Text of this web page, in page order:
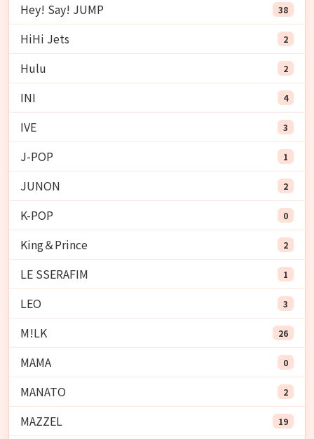
Hey! Say! JUMP 38
HiHi Jets 2
Hulu 2
INI 4
IVE 3
J-POP 1
JUNON 2
K-POP 0
King＆Prince 2
LE SSERAFIM 1
LEO 3
M!LK 26
MAMA 0
MANATO 2
MAZZEL 19